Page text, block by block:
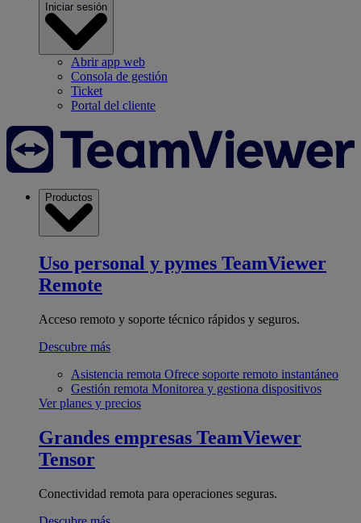
Iniciar sesión
Abrir app web
Consola de gestión
Ticket
Portal del cliente
Productos
Uso personal y pymes TeamViewer
Remote
Acceso remoto y soporte técnico rápidos y seguros.
Descubre más
Asistencia remota Ofrece soporte remoto instantáneo
Gestión remota Monitorea y gestiona dispositivos
Ver planes y precios
Grandes empresas TeamViewer
Tensor
Conectividad remota para operaciones seguras.